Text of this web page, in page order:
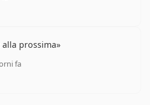
prossima
fa
5 di 5